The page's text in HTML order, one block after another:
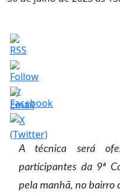
A técnica será
participantes da 9ª
pela manhã, no bairro